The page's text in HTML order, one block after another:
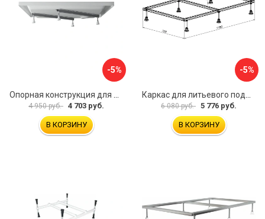
-5%
4 950 руб. 4 703 руб.
В КОРЗИНУ
-5%
6 080 руб. 5 776 руб.
В КОРЗИНУ